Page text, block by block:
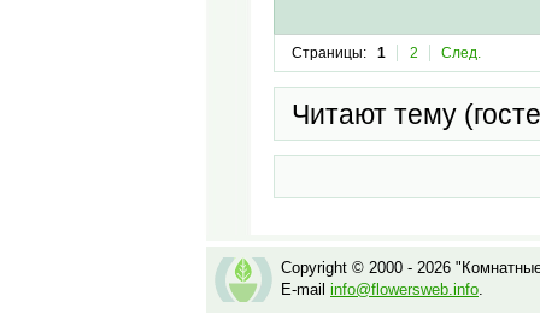
Страницы: 1 2 След.
Читают тему
Copyright © 2000 - 2026
E-mail info@flowersweb.info.